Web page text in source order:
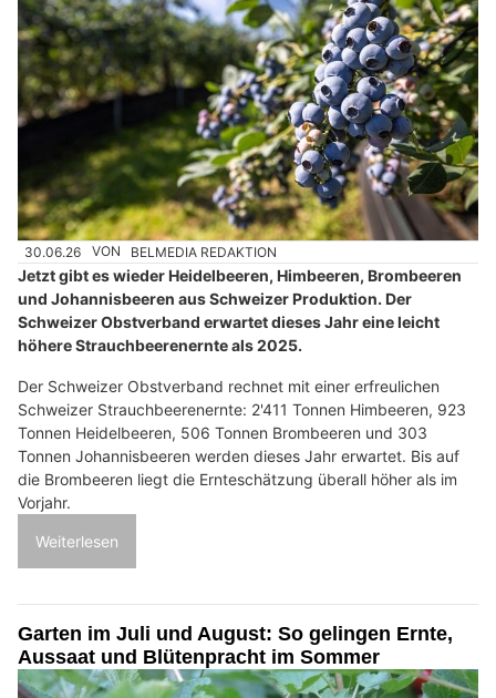
30.06.26 VON BELMEDIA REDAKTION
Jetzt gibt es wieder Heidelbeeren, Himbeeren, Brombeeren
und Johannisbeeren aus Schweizer Produktion. Der
Schweizer Obstverband erwartet dieses Jahr eine leicht
höhere Strauchbeerenernte als 2025.
Der Schweizer Obstverband rechnet mit einer erfreulichen
Schweizer Strauchbeerenernte: 2'411 Tonnen Himbeeren, 923
Tonnen Heidelbeeren, 506 Tonnen Brombeeren und 303
Tonnen Johannisbeeren werden dieses Jahr erwartet. Bis auf
die Brombeeren liegt die Ernteschätzung überall höher als im
Vorjahr.
Weiterlesen
Garten im Juli und August: So gelingen Ernte,
Aussaat und Blütenpracht im Sommer